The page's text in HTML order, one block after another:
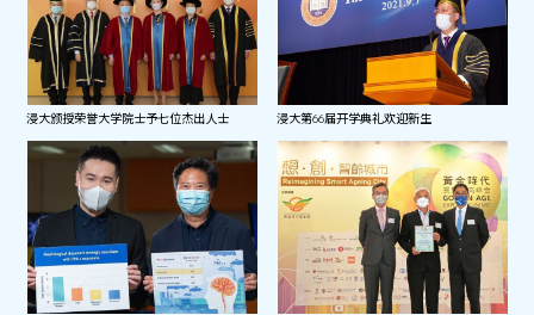
浸大颁授荣誉大学院士予七位杰出人士 浸大第66届开学典礼欢迎新生